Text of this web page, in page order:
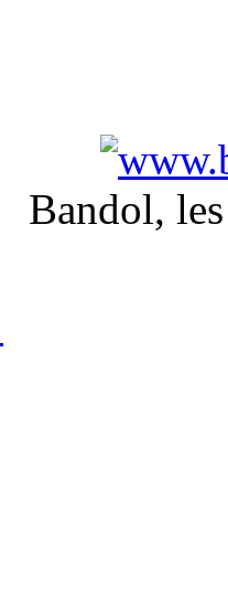
Bandol,